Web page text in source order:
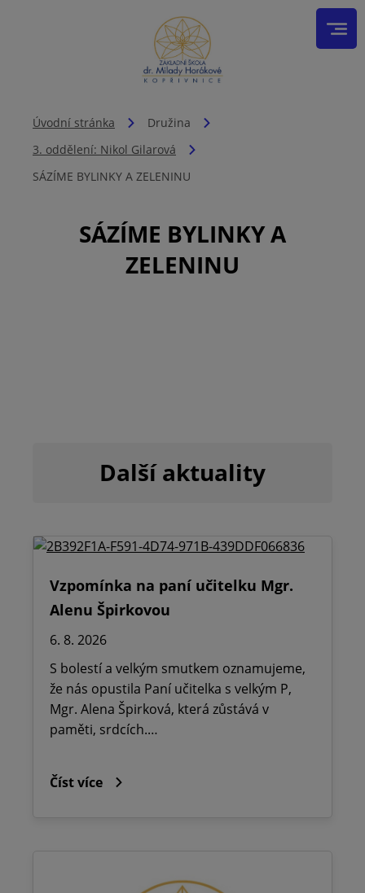
Úvodní stránka
Družina
3. oddělení: Nikol Gilarová
SÁZÍME BYLINKY A ZELENINU
SÁZÍME BYLINKY A
ZELENINU
Další aktuality
Vzpomínka na paní učitelku Mgr.
Alenu Špirkovou
6. 8. 2026
S bolestí a velkým smutkem oznamujeme,
že nás opustila Paní učitelka s velkým P,
Mgr. Alena Špirková, která zůstává v
paměti, srdcích.…
Číst více